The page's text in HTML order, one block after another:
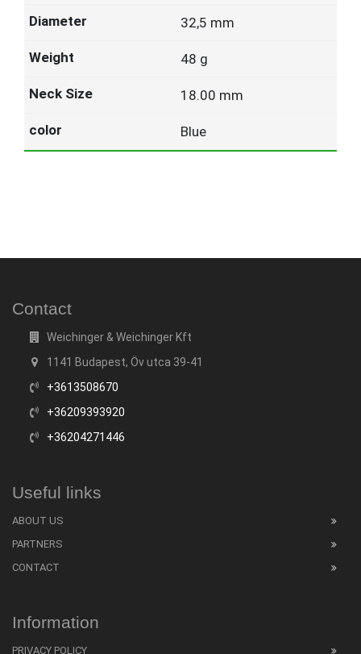
32,5 mm
48 g
18.00 mm
Blue
Contact
Weichinger & Weichinger Kft
1141 Budapest, Öv utca 39-41
+3613508670
+36209393920
+36204271446
Useful links
ABOUT US
PARTNERS
CONTACT
Information
PRIVACY POLICY